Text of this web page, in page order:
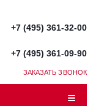
+7 (495) 361-32-00
+7 (495) 361-09-90
ЗАКАЗАТЬ ЗВОНОК